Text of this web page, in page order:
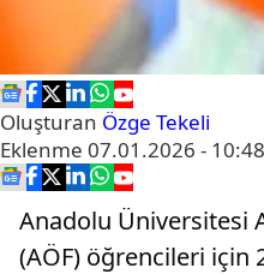
Oluşturan Özge Tekeli
Eklenme 07.01.2026 - 10:48
Anadolu Üniversitesi
(AÖF) öğrencileri için